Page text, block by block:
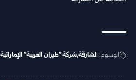
الوسوم: الشارقة شركة "‌‏طيران ‏العربية" ‏الإماراتية